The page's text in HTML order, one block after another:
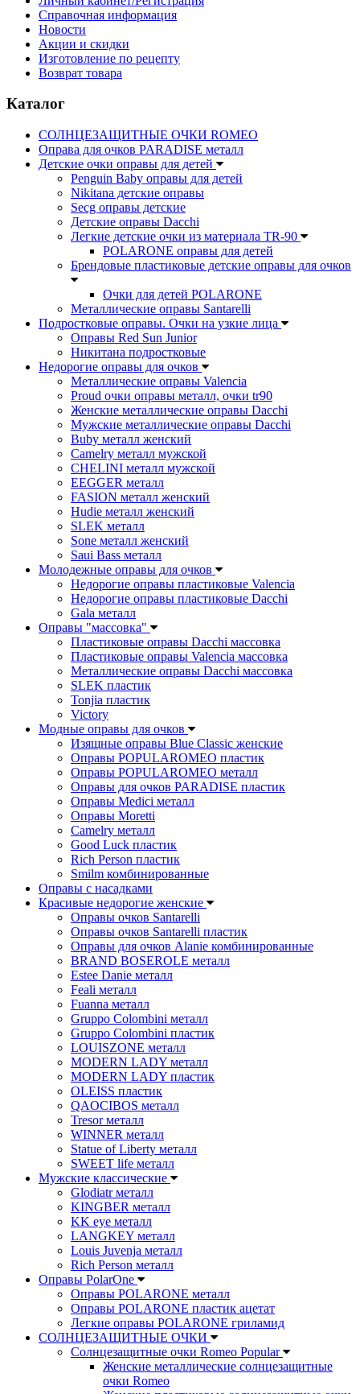
Справочная информация
Новости
Акции и скидки
Изготовление по рецепту
Возврат товара
Каталог
СОЛНЦЕЗАЩИТНЫЕ ОЧКИ ROMEO
Оправа для очков PARADISE металл
Детские очки оправы для детей
Penguin Baby оправы для детей
Nikitana детские оправы
Secg оправы детские
Детские оправы Dacchi
Легкие детские очки из материала TR-90
POLARONE оправы для детей
Брендовые пластиковые детские оправы для очков
Очки для детей POLARONE
Металлические оправы Santarelli
Подростковые оправы. Очки на узкие лица
Оправы Red Sun Junior
Никитана подростковые
Недорогие оправы для очков
Металлические оправы Valencia
Proud очки оправы металл, очки tr90
Женские металлические оправы Dacchi
Мужские металлические оправы Dacchi
Buby металл женский
Camelry металл мужской
CHELINI металл мужской
EEGGER металл
FASION металл женский
Hudie металл женский
SLEK металл
Sone металл женский
Saui Bass металл
Молодежные оправы для очков
Недорогие оправы пластиковые Valencia
Недорогие оправы пластиковые Dacchi
Gala металл
Оправы "массовка"
Пластиковые оправы Dacchi массовка
Пластиковые оправы Valencia массовка
Металлические оправы Dacchi массовка
SLEK пластик
Tonjia пластик
Victory
Модные оправы для очков
Изящные оправы Blue Classic женские
Оправы POPULAROMEO пластик
Оправы POPULAROMEO металл
Оправы для очков PARADISE пластик
Оправы Medici металл
Оправы Moretti
Camelry металл
Good Luck пластик
Rich Person пластик
Smilm комбинированные
Оправы с насадками
Красивые недорогие женские
Оправы очков Santarelli
Оправы очков Santarelli пластик
Оправы для очков Alanie комбинированные
BRAND BOSEROLE металл
Estee Danie металл
Feali металл
Fuanna металл
Gruppo Colombini металл
Gruppo Colombini пластик
LOUISZONE металл
MODERN LADY металл
MODERN LADY пластик
OLEISS пластик
QAOCIBOS металл
Tresor металл
WINNER металл
Statue of Liberty металл
SWEET life металл
Мужские классические
Glodiatr металл
KINGBER металл
KK eye металл
LANGKEY металл
Louis Juvenja металл
Rich Person металл
Оправы PolarOne
Оправы POLARONE металл
Оправы POLARONE пластик ацетат
Легкие оправы POLARONE гриламид
СОЛНЦЕЗАЩИТНЫЕ ОЧКИ
Солнцезащитные очки Romeo Popular
Женские металлические солнцезащитные
очки Romeo